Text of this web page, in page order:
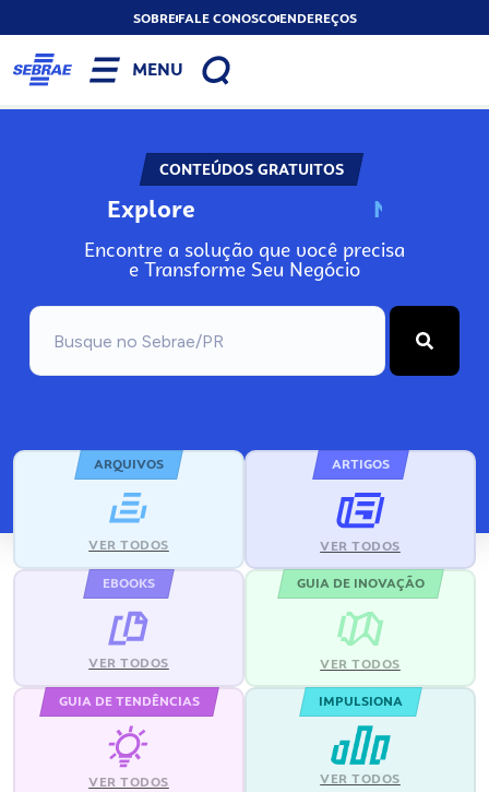
SOBREFALE CONOSCOENDEREÇOS
MENU
CONTEÚDOS GRATUITOS
Explore N
Encontre a solução que você precisa
e Transforme Seu Negócio
ARQUIVOS
VER TODOS
ARTIGOS
VER TODOS
EBOOKS
VER TODOS
GUIA DE INOVAÇÃO
VER TODOS
GUIA DE TENDÊNCIAS
VER TODOS
IMPULSIONA
VER TODOS